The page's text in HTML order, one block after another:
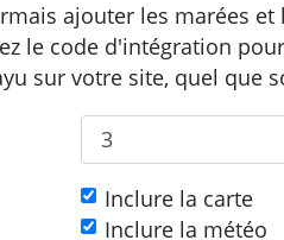
ajouter les marées
le code d'intégration
sur votre site, quel que
Inclure la carte
Inclure la météo